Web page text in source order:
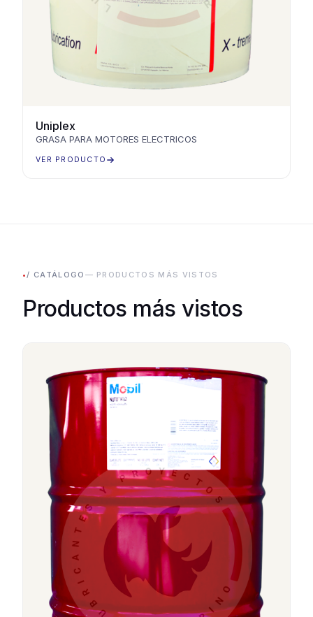
Uniplex
GRASA PARA MOTORES ELECTRICOS
VER PRODUCTO
• / CATÁLOGO — PRODUCTOS MÁS VISTOS
Productos más vistos